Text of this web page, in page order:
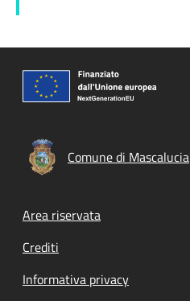
Comune di Mascalucia
Footer menu
Area riservata
Crediti
Informativa privacy